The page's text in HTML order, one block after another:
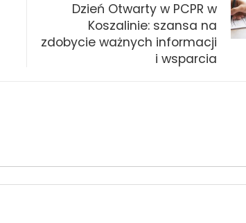
Dzień Otwarty w PCPR w
Koszalinie: szansa na
zdobycie ważnych informacji
i wsparcia